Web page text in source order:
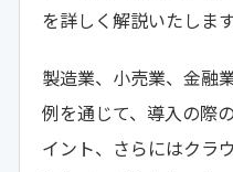
を詳しく解説いたします
製造業、小売業、金融
例を通じて、導入の際
イント、さらにはクラ